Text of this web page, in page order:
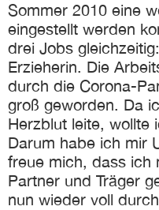
Sommer 2010 eine
eingestellt werden
drei Jobs
Erzieherin. Die
durch die Corona-
groß geworden. Da
Herzblut leite, wollte
Darum habe ich mir
freue mich, dass ich
Partner und Träger
nun wieder voll